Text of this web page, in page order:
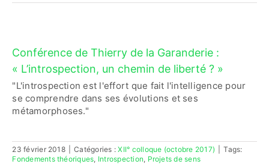
Conférence de Thierry de la Garanderie :
« L’introspection, un chemin de liberté ? »
"L'introspection est l'effort que fait l'intelligence pour
se comprendre dans ses évolutions et ses
métamorphoses."
23 février 2018 Catégories :XII° colloque (octobre 2017)
Tags:
Fondements théoriques Introspection Projets de sens